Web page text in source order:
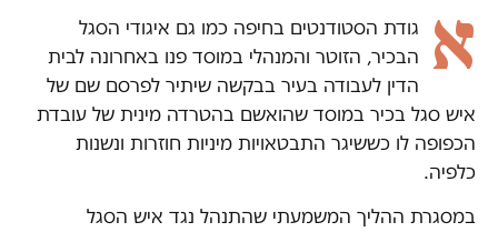
א
גודת הסטודנטים בחיפה כמו גם איגודי הסגל
הבכיר, הזוטר והמנהלי במוסד פנו באחרונה לבית
הדין לעבודה בעיר בבקשה שיתיר לפרסם שם של
איש סגל בכיר במוסד שהואשם בהטרדה מינית של עובדת
הכפופה לו כששיגר התבטאויות מיניות חוזרות ונשנות
כלפיה.
במסגרת ההליך המשמעתי שהתנהל נגד איש הסגל